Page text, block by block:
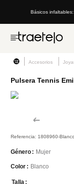
Básicos
Accesorios
Pulsera Tennis
Referencia: 1808960-Blanco
Género Mujer
Color Blanco
Talla